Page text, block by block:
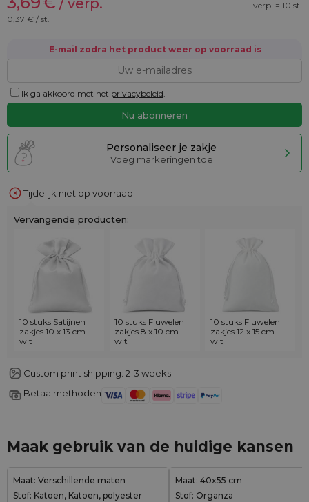
/ verp.
1 verp. = 10 st.
0,37 € / st.
E-mail zodra het product weer op voorraad is
Ik ga akkoord met het privacybeleid.
Personaliseer je zakje
Voeg markeringen toe
Tijdelijk niet op voorraad
Vervangende producten:
10 stuks Satijnen
zakjes 10 x 13 cm -
wit
10 stuks Fluwelen
zakjes 8 x 10 cm -
wit
10 stuks Fluwelen
zakjes 12 x 15 cm -
wit
Custom print shipping: 2-3 weeks
Betaalmethoden
Maak gebruik van de huidige kansen
Maat: Verschillende maten
Stof: Katoen, Katoen, polyester
Maat: 40x55 cm
Stof: Organza